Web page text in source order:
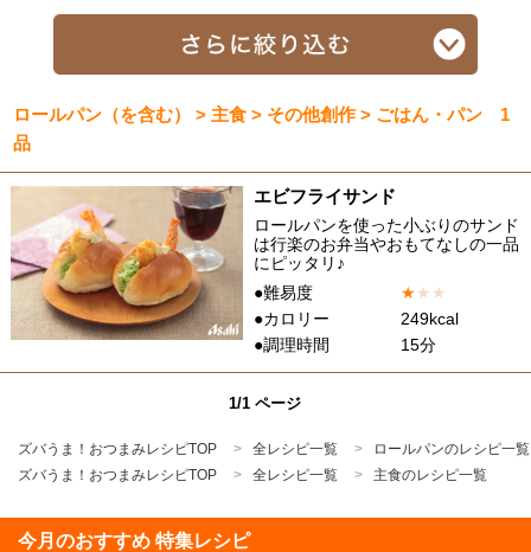
ロールパン（を含む） > 主食 > その他創作 > ごはん・パン 1
品
エビフライサンド
ロールパンを使った小ぶりのサンド
は行楽のお弁当やおもてなしの一品
にピッタリ♪
●難易度
★★ ★
●カロリー
249kcal
●調理時間
15分
1/1 ページ
ズバうま！おつまみレシピTOP 全レシピ一覧
ロールパンのレシピ一覧
ズバうま！おつまみレシピTOP
全レシピ一覧 主食のレシピ一覧
今月のおすすめ 特集レシピ